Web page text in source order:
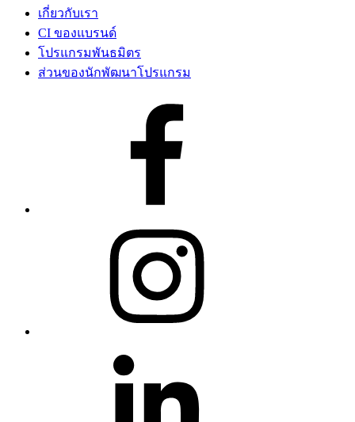
เกี่ยวกับเรา
CI ของแบรนด์
โปรแกรมพันธมิตร
ส่วนของนักพัฒนาโปรแกรม